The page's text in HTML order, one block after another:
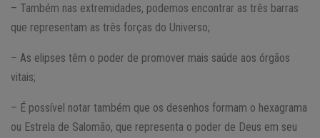
– Também nas extremidades, podemos encontrar as três barras
que representam as três forças do Universo;
– As elipses têm o poder de promover mais saúde aos órgãos
vitais;
– É possível notar também que os desenhos formam o hexagrama
ou Estrela de Salomão, que representa o poder de Deus em seu